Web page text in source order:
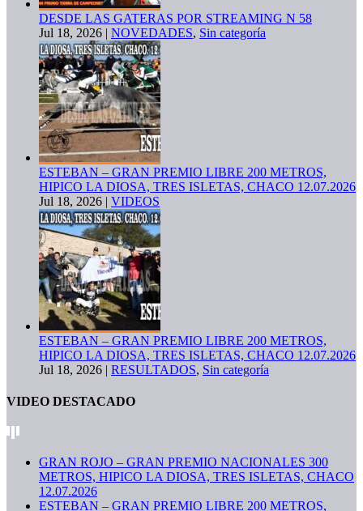
DESDE LAS GATERAS POR STREAMING N 58
Jul 18, 2026 | NOVEDADES, Sin categoría
ESTEBAN – GRAN PREMIO LIBRE 200 METROS,
HIPICO LA DIOSA, TRES ISLETAS, CHACO 12.07.2026
Jul 18, 2026 | VIDEOS
ESTEBAN – GRAN PREMIO LIBRE 200 METROS,
HIPICO LA DIOSA, TRES ISLETAS, CHACO 12.07.2026
Jul 18, 2026 | RESULTADOS, Sin categoría
VIDEO DESTACADO
GRAN ROJO – GRAN PREMIO NACIONALES 300
METROS, HIPICO LA DIOSA, TRES ISLETAS, CHACO
12.07.2026
ESTEBAN – GRAN PREMIO LIBRE 200 METROS,